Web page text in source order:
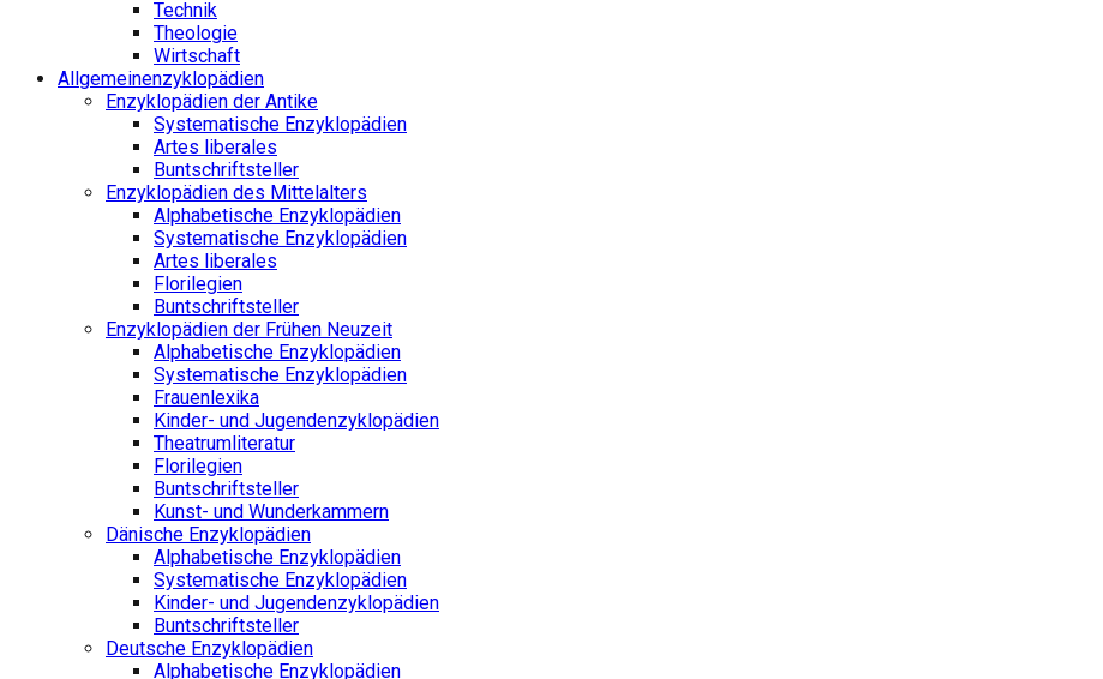
Technik
Theologie
Wirtschaft
Allgemeinenzyklopädien
Enzyklopädien der Antike
Systematische Enzyklopädien
Artes liberales
Buntschriftsteller
Enzyklopädien des Mittelalters
Alphabetische Enzyklopädien
Systematische Enzyklopädien
Artes liberales
Florilegien
Buntschriftsteller
Enzyklopädien der Frühen Neuzeit
Alphabetische Enzyklopädien
Systematische Enzyklopädien
Frauenlexika
Kinder- und Jugendenzyklopädien
Theatrumliteratur
Florilegien
Buntschriftsteller
Kunst- und Wunderkammern
Dänische Enzyklopädien
Alphabetische Enzyklopädien
Systematische Enzyklopädien
Kinder- und Jugendenzyklopädien
Buntschriftsteller
Deutsche Enzyklopädien
Alphabetische Enzyklopädien